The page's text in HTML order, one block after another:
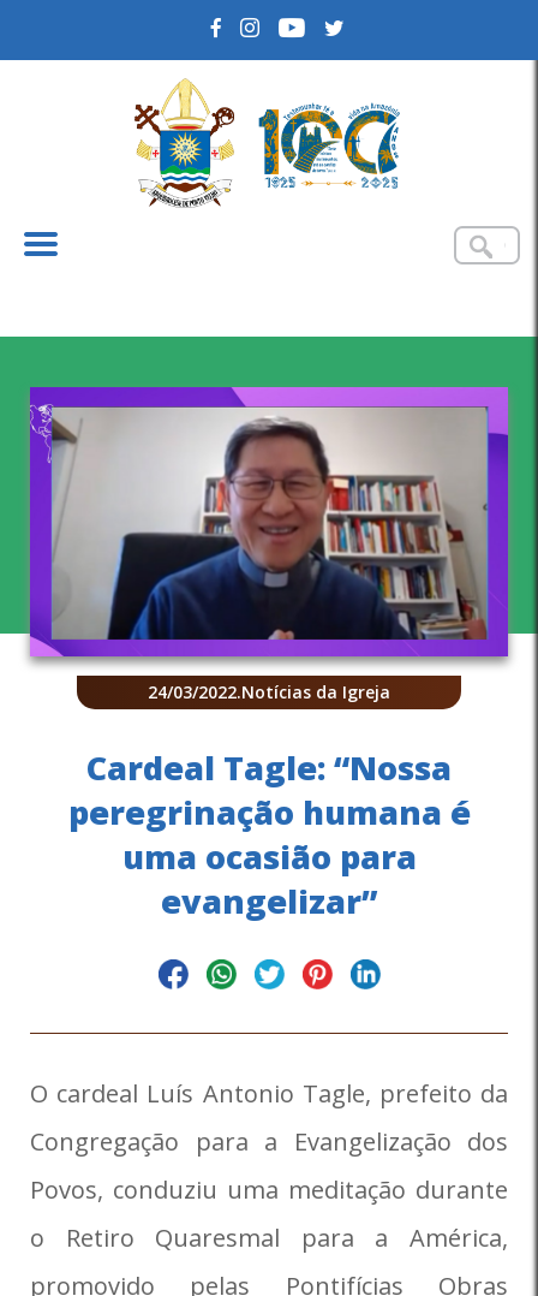
24/03/2022.Notícias da Igreja
Cardeal Tagle: “Nossa
peregrinação humana é
uma ocasião para
evangelizar”
O cardeal Luís Antonio Tagle, prefeito da
Congregação para a Evangelização dos
Povos, conduziu uma meditação durante
o Retiro Quaresmal para a América,
promovido pelas Pontifícias Obras